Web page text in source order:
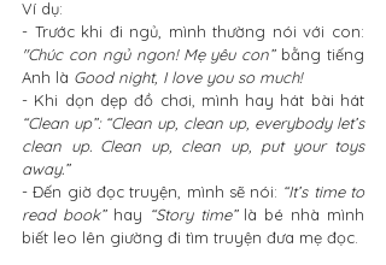
Ví dụ:
"Chúc con ngủ ngon! Mẹ yêu con” bằng tiếng
Anh là Good night, I love you so much!
“Clean up”: “Clean up, clean up, everybody let’s
clean up. Clean up, clean up, put your toys
away.”
- Đến giờ đọc truyện, mình sẽ nói: “It’s time to
read book” hay “Story time” là bé nhà mình
biết leo lên giường đi tìm truyện đưa mẹ đọc.